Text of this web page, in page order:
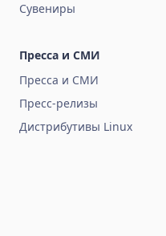
Сувениры
Пресса и СМИ
Пресса и СМИ
Пресс-релизы
Дистрибутивы Linux